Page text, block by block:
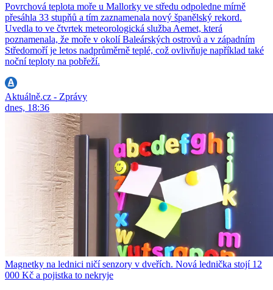
Povrchová teplota moře u Mallorky ve středu odpoledne mírně
přesáhla 33 stupňů a tím zaznamenala nový španělský rekord.
Uvedla to ve čtvrtek meteorologická služba Aemet, která
poznamenala, že moře v okolí Baleárských ostrovů a v západním
Středomoří je letos nadprůměrně teplé, což ovlivňuje například také
noční teploty na pobřeží.
Aktuálně.cz - Zprávy
dnes, 18:36
Magnetky na lednici ničí senzory v dveřích. Nová lednička stojí 12
000 Kč a pojistka to nekryje